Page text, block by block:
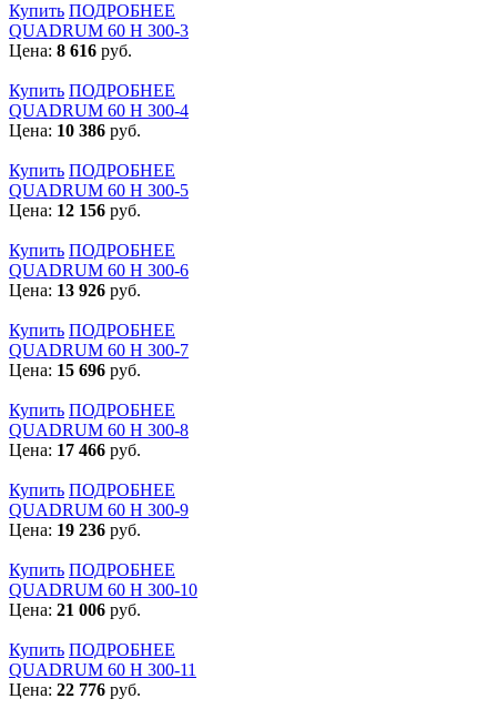
Купить ПОДРОБНЕЕ
QUADRUM 60 H 300-3
Цена: 8 616 руб.
Купить ПОДРОБНЕЕ
QUADRUM 60 H 300-4
Цена: 10 386 руб.
Купить ПОДРОБНЕЕ
QUADRUM 60 H 300-5
Цена: 12 156 руб.
Купить ПОДРОБНЕЕ
QUADRUM 60 H 300-6
Цена: 13 926 руб.
Купить ПОДРОБНЕЕ
QUADRUM 60 H 300-7
Цена: 15 696 руб.
Купить ПОДРОБНЕЕ
QUADRUM 60 H 300-8
Цена: 17 466 руб.
Купить ПОДРОБНЕЕ
QUADRUM 60 H 300-9
Цена: 19 236 руб.
Купить ПОДРОБНЕЕ
QUADRUM 60 H 300-10
Цена: 21 006 руб.
Купить ПОДРОБНЕЕ
QUADRUM 60 H 300-11
Цена: 22 776 руб.